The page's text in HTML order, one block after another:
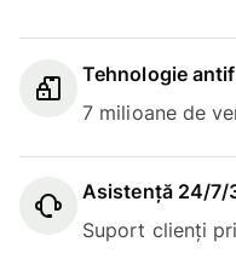
Tehnologie
7 milioane de
Asistență 24/7/
Suport clienți